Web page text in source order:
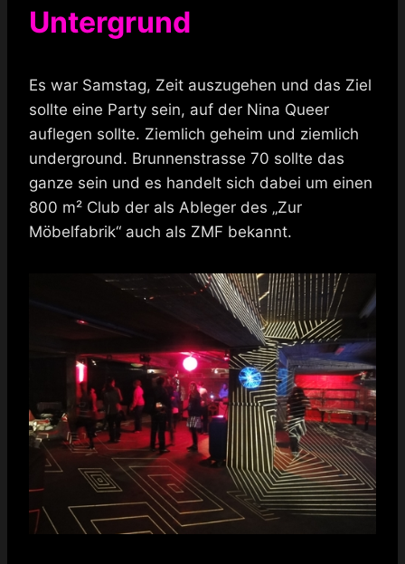
Untergrund
Es war Samstag, Zeit auszugehen und das Ziel
sollte eine Party sein, auf der Nina Queer
auflegen sollte. Ziemlich geheim und ziemlich
underground. Brunnenstrasse 70 sollte das
ganze sein und es handelt sich dabei um einen
800 m² Club der als Ableger des „Zur
Möbelfabrik“ auch als ZMF bekannt.